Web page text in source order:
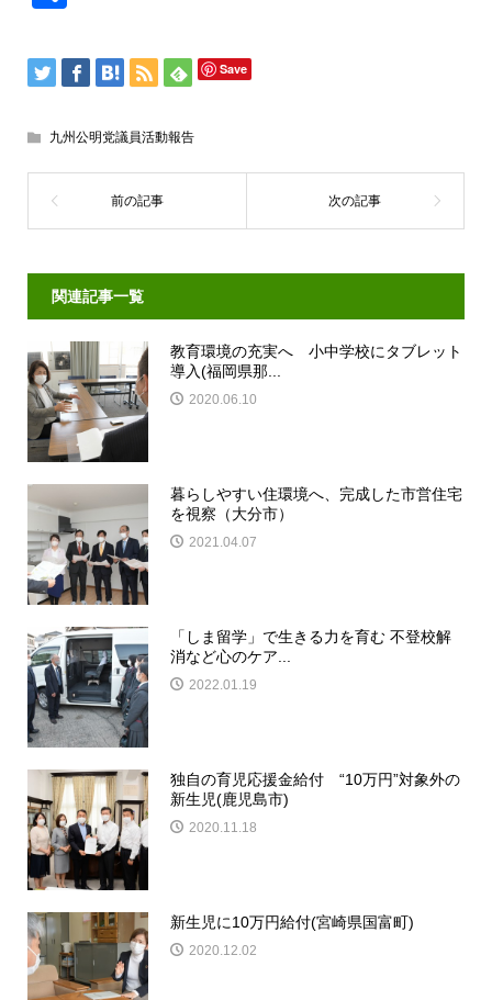
Save
九州公明党議員活動報告
関連記事一覧
教育環境の充実へ 小中学校にタブレット
導入(福岡県那...
2020.06.10
暮らしやすい住環境へ、完成した市営住宅
を視察（大分市）
2021.04.07
「しま留学」で生きる力を育む 不登校解
消など心のケア...
2022.01.19
独自の育児応援金給付 “10万円”対象外の
新生児(鹿児島市)
2020.11.18
新生児に10万円給付(宮崎県国富町)
2020.12.02